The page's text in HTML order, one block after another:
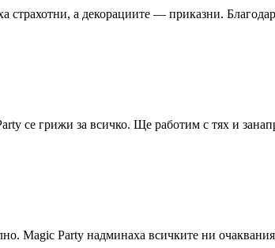
а декорациите — приказни.
се грижи за всичко. Ще работим с тях и
Magic Party надминаха всичките ни